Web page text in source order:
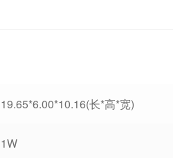
19.65*6.00*10.16(长*高*宽)
1W